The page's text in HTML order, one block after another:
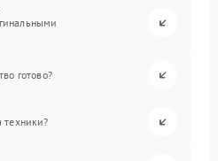
готово?
техники?